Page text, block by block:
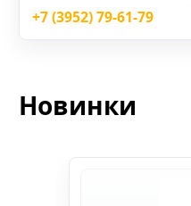
+7 (3952) 79-61-79
Новинки